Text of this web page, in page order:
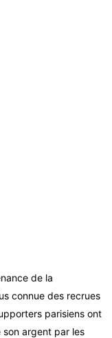
de la
connue des recrues
parisiens ont
son argent par les